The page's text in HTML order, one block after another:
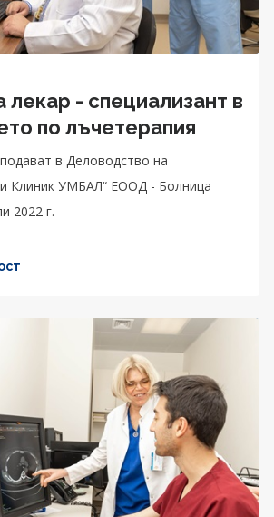
лекар - специализант в
по лъчетерапия
в Деловодство на
Клиник УМБАЛ“ ЕООД - Болница
2022 г.